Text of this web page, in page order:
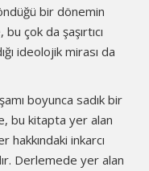
bir dönemin
çok da şaşırtıcı
ideolojik mirası da
boyunca sadık bir
bu kitapta yer alan
hakkındaki inkarcı
Derlemede yer alan